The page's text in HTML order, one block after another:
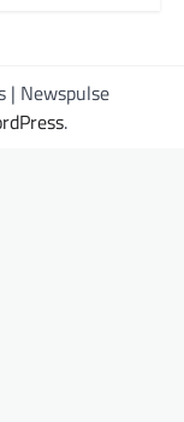
| Newspulse
.